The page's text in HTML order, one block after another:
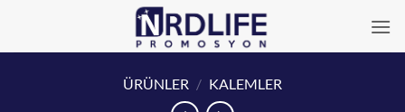
ÜRÜNLER / KALEMLER